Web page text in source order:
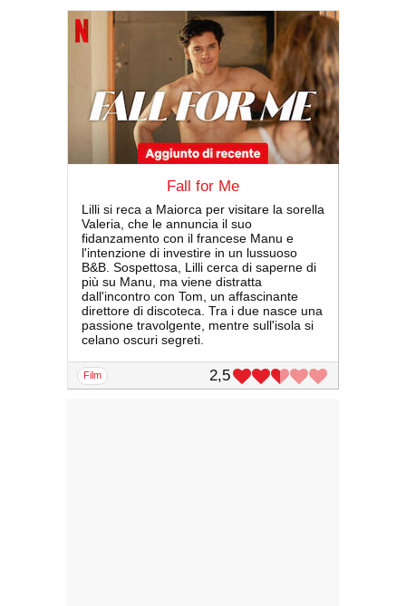
Fall for Me
Lilli si reca a Maiorca per visitare la sorella
Valeria, che le annuncia il suo
fidanzamento con il francese Manu e
l'intenzione di investire in un lussuoso
B&B. Sospettosa, Lilli cerca di saperne di
più su Manu, ma viene distratta
dall'incontro con Tom, un affascinante
direttore di discoteca. Tra i due nasce una
passione travolgente, mentre sull'isola si
celano oscuri segreti.
film 2,5